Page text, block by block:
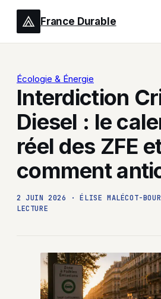
France Durable
Écologie & Énergie
Interdiction
Diesel : le
réel des ZFE
comment
2 JUIN 2026 · ÉLISE MALÉCOT-
LECTURE